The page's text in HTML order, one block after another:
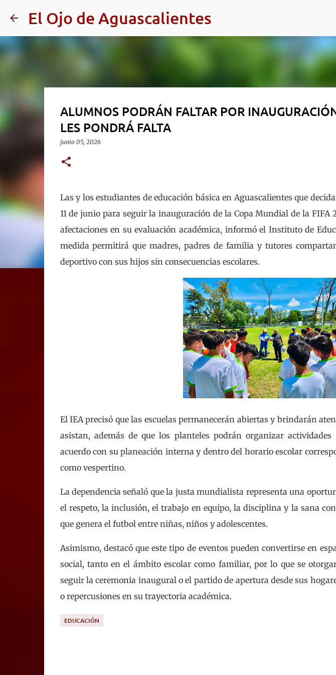
El Ojo de Aguascalientes
ALUMNOS PODRÁN FALTAR POR
LES PONDRÁ FALTA
junio 05, 2026
Las y los estudiantes de educación básica en Aguascalientes que
11 de junio para seguir la inauguración de la Copa Mundial de la
afectaciones en su evaluación académica, informó el Instituto de
medida permitirá que madres, padres de familia y tutores
deportivo con sus hijos sin consecuencias escolares.
El IEA precisó que las escuelas permanecerán abiertas y brindarán
asistan, además de que los planteles podrán organizar
acuerdo con su planeación interna y dentro del horario escolar
como vespertino.
La dependencia señaló que la justa mundialista representa una
el respeto, la inclusión, el trabajo en equipo, la disciplina y la sana
que genera el futbol entre niñas, niños y adolescentes.
Asimismo, destacó que este tipo de eventos pueden convertirse en
social, tanto en el ámbito escolar como familiar, por lo que se
seguir la ceremonia inaugural o el partido de apertura desde sus
o repercusiones en su trayectoria académica.
EDUCACIÓN